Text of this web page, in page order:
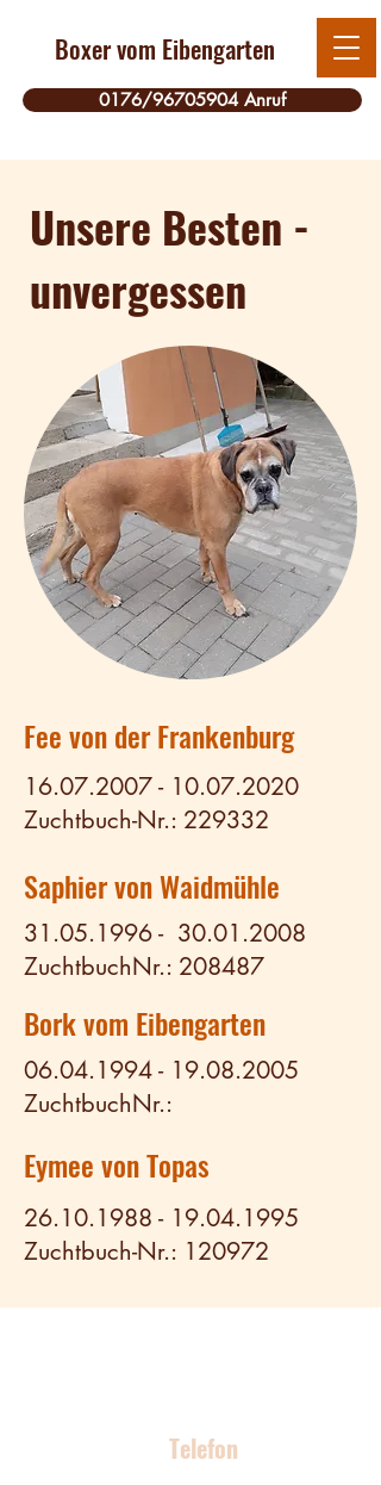
Boxer vom Eibengarten
0176/96705904 Anruf
Unsere Besten -
unvergessen
Fee von der Frankenburg
16.07.2007 - 10.07.2020
Zuchtbuch-Nr.: 229332
Saphier von Waidmühle
31.05.1996- 30.01.2008
ZuchtbuchNr.: 208487
Bork vom Eibengarten
06.04.1994 - 19.08.2005
ZuchtbuchNr.:
Eymee von Topas
26.10.1988 - 19.04.1995
Zuchtbuch-Nr.: 120972
Telefon